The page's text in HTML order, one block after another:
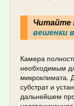
Читайте
вешенки
Камера
необходимым
микроклимата.
субстрат и
дальнейшем